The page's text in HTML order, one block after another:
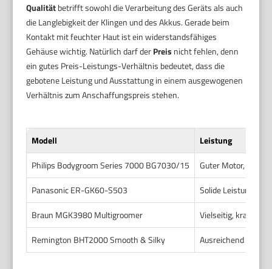
Qualitätbetrifft sowohl die Verarbeitung des Geräts als auch
die Langlebigkeit der Klingen und des Akkus. Gerade beim
Kontakt mit feuchter Haut ist ein widerstandsfähiges
Gehäuse wichtig. Natürlich darf derPreis nicht fehlen, denn
ein gutes Preis-Leistungs-Verhältnis bedeutet, dass die
gebotene Leistung und Ausstattung in einem ausgewogenen
Verhältnis zum Anschaffungspreis stehen.
Modell
Leistung
Philips Bodygroom Series 7000 BG7030/15
Guter Motor,
Panasonic ER-GK60-S503
Solide Leistung,
Braun MGK3980 Multigroomer
Vielseitig,
Remington BHT2000 Smooth & Silky
Ausreichend für